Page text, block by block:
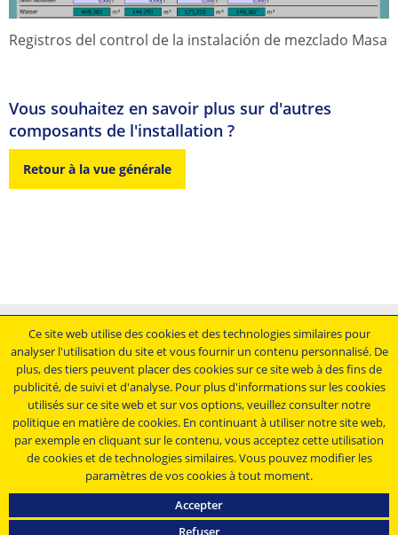
Ce site web utilise des cookies et des technologies similaires pour
analyser l'utilisation du site et vous fournir un contenu personnalisé. De
plus, des tiers peuvent placer des cookies sur ce site web à des fins de
publicité, de suivi et d'analyse. Pour plus d'informations sur les cookies
utilisés sur ce site web et sur vos options, veuillez consulter notre
politique en matière de cookies. En continuant à utiliser notre site web,
par exemple en cliquant sur le contenu, vous acceptez cette utilisation
de cookies et de technologies similaires. Vous pouvez modifier les
paramètres de vos cookies à tout moment.
Accepter
Refuser
Registros del control de la instalación de mezclado Masa
Vous souhaitez en savoir plus sur d'autres
composants de l'installation ?
Retour à la vue générale
Mentions légales
Conditions générales de vente
Déclaration de protection des données
Conditions générales d'achat
Restez au courant.....